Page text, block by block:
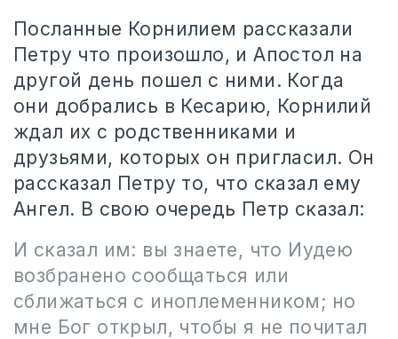
Посланные Корнилием рассказали
Петру что произошло, и Апостол на
другой день пошел с ними. Когда
они добрались в Кесарию, Корнилий
ждал их с родственниками и
друзьями, которых он пригласил. Он
рассказал Петру то, что сказал ему
Ангел. В свою очередь Петр сказал:
И сказал им: вы знаете, что Иудею
возбранено сообщаться или
сближаться с иноплеменником; но
мне Бог открыл, чтобы я не почитал